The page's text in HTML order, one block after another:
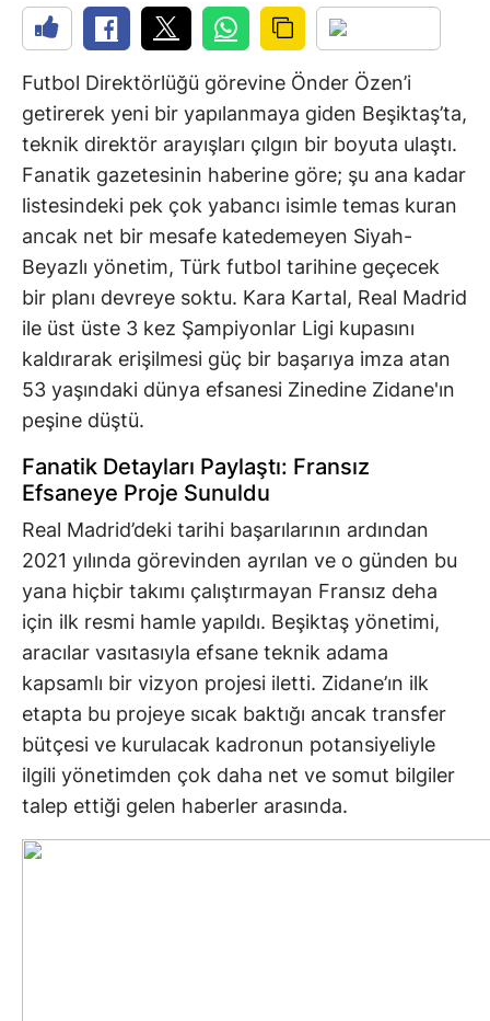
Futbol Direktörlüğü görevine Önder Özen’i
getirerek yeni bir yapılanmaya giden Beşiktaş’ta,
teknik direktör arayışları çılgın bir boyuta ulaştı.
Fanatik gazetesinin haberine göre; şu ana kadar
listesindeki pek çok yabancı isimle temas kuran
ancak net bir mesafe katedemeyen Siyah-
Beyazlı yönetim, Türk futbol tarihine geçecek
bir planı devreye soktu. Kara Kartal, Real Madrid
ile üst üste 3 kez Şampiyonlar Ligi kupasını
kaldırarak erişilmesi güç bir başarıya imza atan
53 yaşındaki dünya efsanesi Zinedine Zidane'ın
peşine düştü.
Fanatik Detayları Paylaştı: Fransız
Efsaneye Proje Sunuldu
Real Madrid’deki tarihi başarılarının ardından
2021 yılında görevinden ayrılan ve o günden bu
yana hiçbir takımı çalıştırmayan Fransız deha
için ilk resmi hamle yapıldı. Beşiktaş yönetimi,
aracılar vasıtasıyla efsane teknik adama
kapsamlı bir vizyon projesi iletti. Zidane’ın ilk
etapta bu projeye sıcak baktığı ancak transfer
bütçesi ve kurulacak kadronun potansiyeliyle
ilgili yönetimden çok daha net ve somut bilgiler
talep ettiği gelen haberler arasında.